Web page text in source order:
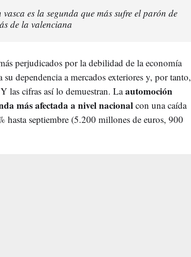
es la segunda que más sufre el parón de
de la valenciana
perjudicados por la debilidad de la economía
dependencia a mercados exteriores y, por tanto,
las cifras así lo demuestran. Laautomoción
más afectada a nivel nacionalcon una caída
hasta septiembre (5.200 millones de euros, 900